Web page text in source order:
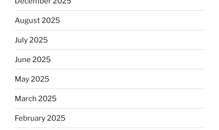
August 2025
July 2025
June 2025
May 2025
March 2025
February 2025